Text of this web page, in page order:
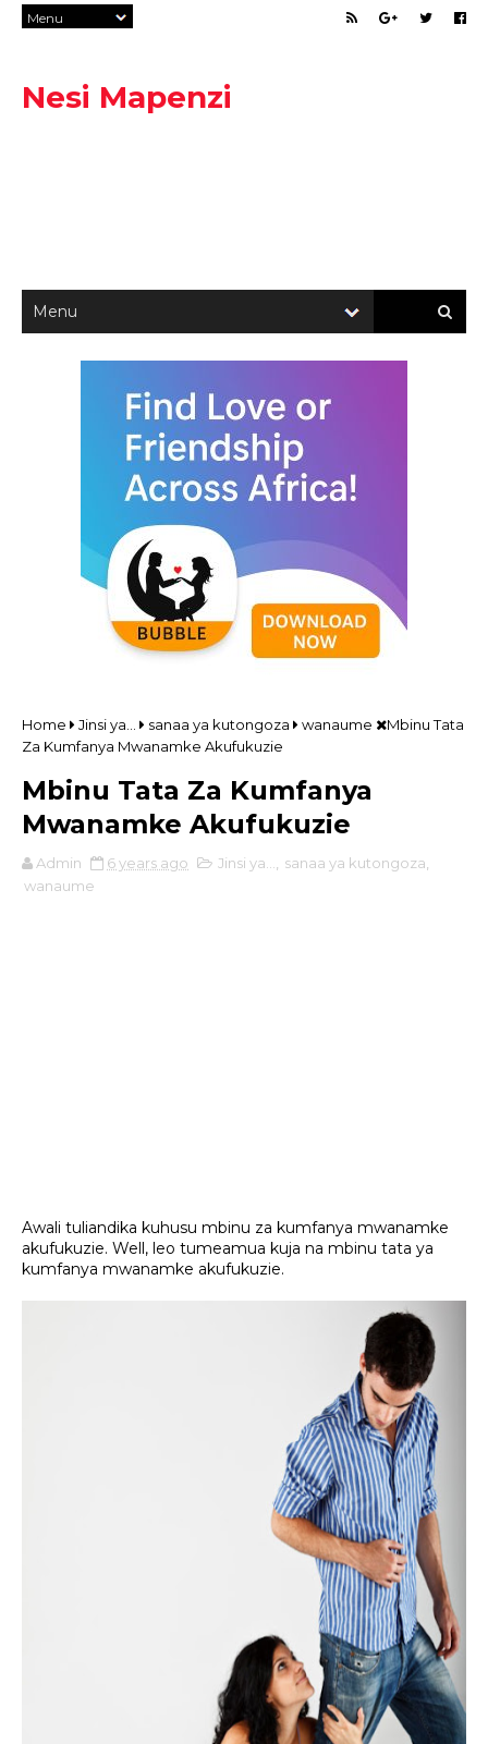
Nesi Mapenzi
Home Jinsi ya... sanaa ya kutongoza wanaume
Mbinu Tata
Za Kumfanya Mwanamke Akufukuzie
Mbinu Tata Za Kumfanya
Mwanamke Akufukuzie
Admin 6 years ago Jinsi ya... sanaa ya kutongoza
wanaume
Awali tuliandika kuhusu mbinu za kumfanya mwanamke
akufukuzie. Well, leo tumeamua kuja na mbinu tata ya
kumfanya mwanamke akufukuzie.